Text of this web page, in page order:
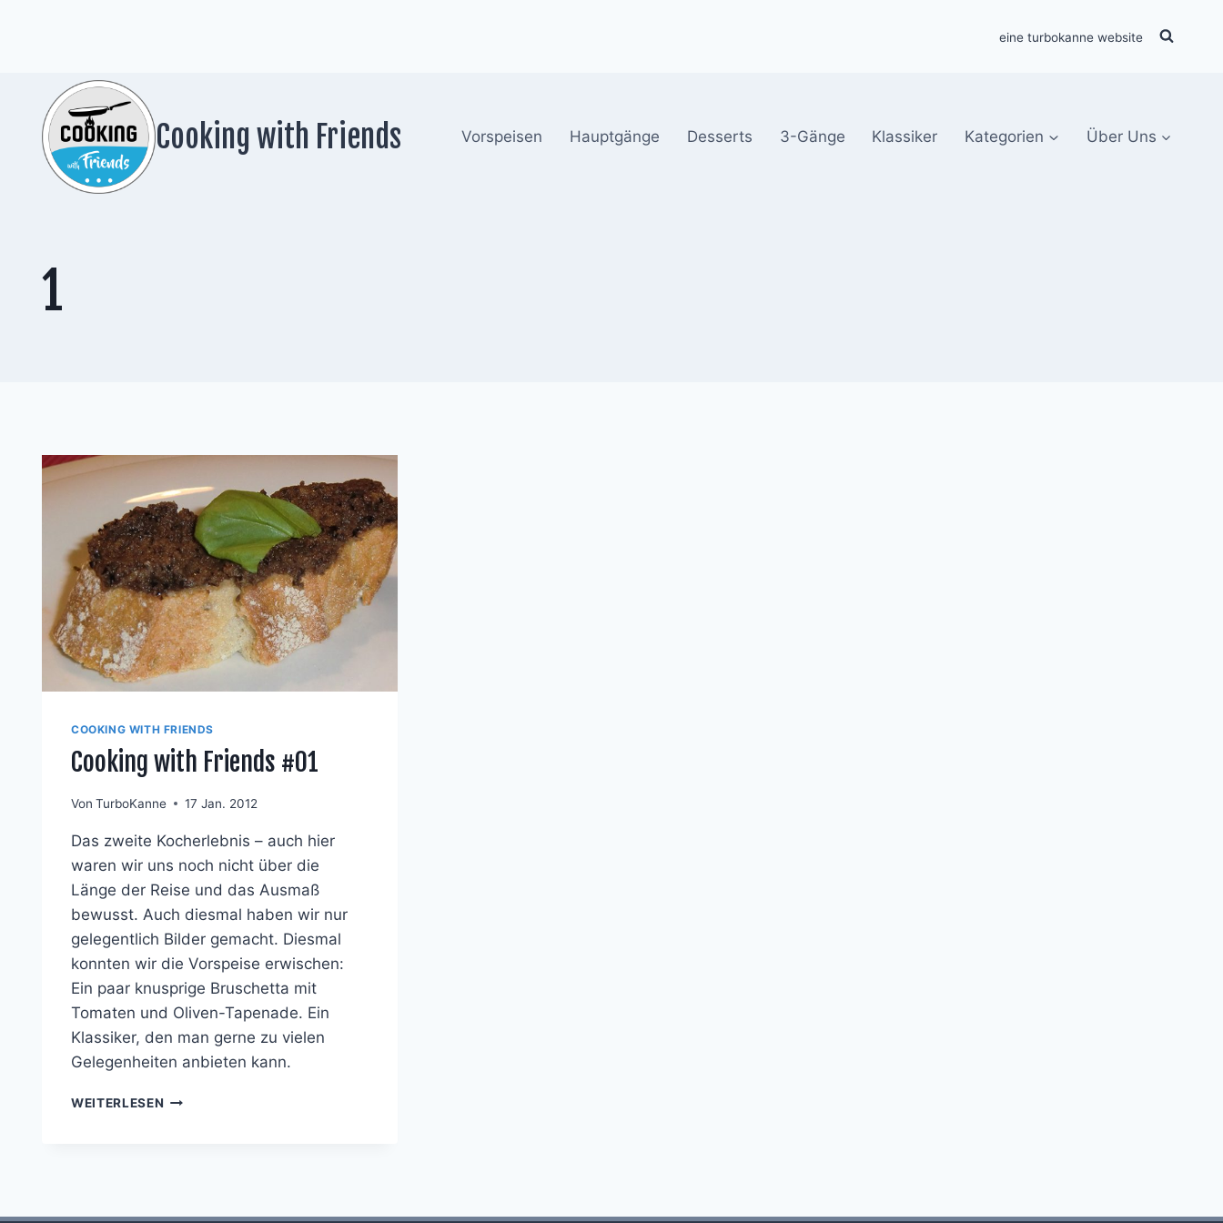
eine turbokanne website
Cooking with Friends Vorspeisen Hauptgänge Desserts 3-Gänge Klassiker Kategorien Über Uns
1
COOKING WITH FRIENDS
Cooking with Friends #01
Von TurboKanne 17 Jan. 2012
Das zweite Kocherlebnis – auch hier
waren wir uns noch nicht über die
Länge der Reise und das Ausmaß
bewusst. Auch diesmal haben wir nur
gelegentlich Bilder gemacht. Diesmal
konnten wir die Vorspeise erwischen:
Ein paar knusprige Bruschetta mit
Tomaten und Oliven-Tapenade. Ein
Klassiker, den man gerne zu vielen
Gelegenheiten anbieten kann.
WEITERLESEN COOKING